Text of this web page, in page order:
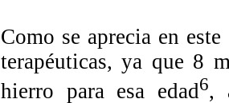
Como se aprecia en
terapéuticas, ya que 8
hierro para esa edad6,